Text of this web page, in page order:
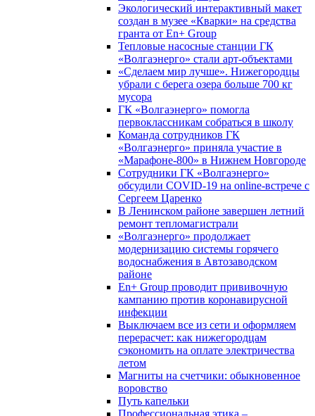
Экологический интерактивный макет
создан в музее «Кварки» на средства
гранта от En+ Group
Тепловые насосные станции ГК
«Волгаэнерго» стали арт-объектами
«Сделаем мир лучше». Нижегородцы
убрали с берега озера больше 700 кг
мусора
ГК «Волгаэнерго» помогла
первоклассникам собраться в школу
Команда сотрудников ГК
«Волгаэнерго» приняла участие в
«Марафоне-800» в Нижнем Новгороде
Сотрудники ГК «Волгаэнерго»
обсудили COVID-19 на online-встрече с
Сергеем Царенко
В Ленинском районе завершен летний
ремонт тепломагистрали
«Волгаэнерго» продолжает
модернизацию системы горячего
водоснабжения в Автозаводском
районе
En+ Group проводит прививочную
кампанию против коронавирусной
инфекции
Выключаем все из сети и оформляем
перерасчет: как нижегородцам
сэкономить на оплате электричества
летом
Магниты на счетчики: обыкновенное
воровство
Путь капельки